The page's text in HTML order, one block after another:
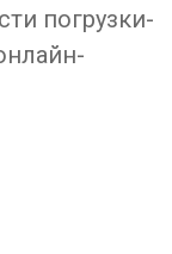
погрузки-